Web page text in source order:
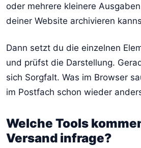
oder mehrere kleinere
deiner Website archivieren
Dann setzt du die einzelnen
und prüfst die Darstellung.
sich Sorgfalt. Was im Browser
im Postfach schon wieder
Welche Tools
Versand infrage?